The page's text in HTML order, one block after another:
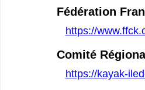
Fédération
https://
Comité
https://kayak-